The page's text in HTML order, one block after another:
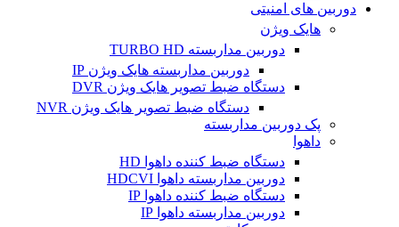
دوربین های امنیتی
هایک ویژن
دوربین مداربسته TURBO HD
دوربین مداربسته هایک ویژن IP
دستگاه ضبط تصویر هایک ویژن DVR
دستگاه ضبط تصویر هایک ویژن NVR
پک دوربین مداربسته
داهوا
دستگاه ضبط کننده داهوا HD
دوربین مداربسته داهوا HDCVI
دستگاه ضبط کننده داهوا IP
دوربین مداربسته داهوا IP